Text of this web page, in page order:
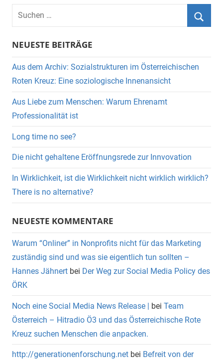
Suchen
nach:
NEUESTE BEITRÄGE
Aus dem Archiv: Sozialstrukturen im Österreichischen
Roten Kreuz: Eine soziologische Innenansicht
Aus Liebe zum Menschen: Warum Ehrenamt
Professionalität ist
Long time no see?
Die nicht gehaltene Eröffnungsrede zur Innvovation
In Wirklichkeit, ist die Wirklichkeit nicht wirklich wirklich?
There is no alternative?
NEUESTE KOMMENTARE
Warum “Onliner” in Nonprofits nicht für das Marketing
zuständig sind und was sie eigentlich tun sollten –
Hannes Jähnert bei Der Weg zur Social Media Policy des
ÖRK
Noch eine Social Media News Release | bei Team
Österreich – Hitradio Ö3 und das Österreichische Rote
Kreuz suchen Menschen die anpacken.
http://generationenforschung.net bei Befreit von der